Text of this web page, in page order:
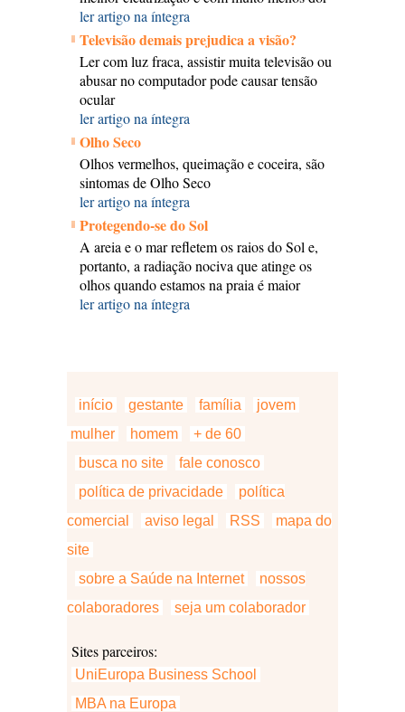
ler artigo na íntegra
Televisão demais prejudica a visão?
Ler com luz fraca, assistir muita televisão ou
abusar no computador pode causar tensão
ocular
ler artigo na íntegra
Olho Seco
Olhos vermelhos, queimação e coceira, são
sintomas de Olho Seco
ler artigo na íntegra
Protegendo-se do Sol
A areia e o mar refletem os raios do Sol e,
portanto, a radiação nociva que atinge os
olhos quando estamos na praia é maior
ler artigo na íntegra
início gestante família
jovem
mulher
homem
+ de 60
busca no site
fale conosco
política de privacidade
política
comercial
aviso legal RSS
mapa do
site
sobre a Saúde na Internet
nossos
colaboradores
seja um colaborador
Sites parceiros:
UniEuropa Business School
MBA na Europa